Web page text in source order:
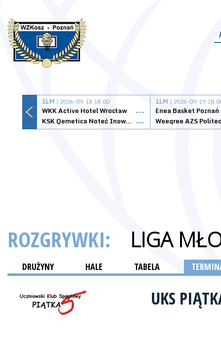
1LM | 2026-09-18 18:00
WKK Active Hotel Wrocław
---
KSK Qemetica Noteć Inowrocław ---
1LM | 2026-09-19
Enea Basket Poznań
ROZGRYWKI: LIGA
DRUŻYNY HALE TABELA
UKS